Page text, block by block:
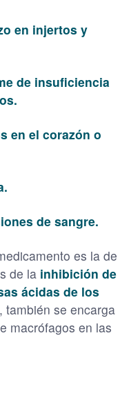
en injertos y
de insuficiencia
en el corazón o
de sangre.
es la de
de la inhibición de
ácidas de los
también se encarga
macrófagos en las